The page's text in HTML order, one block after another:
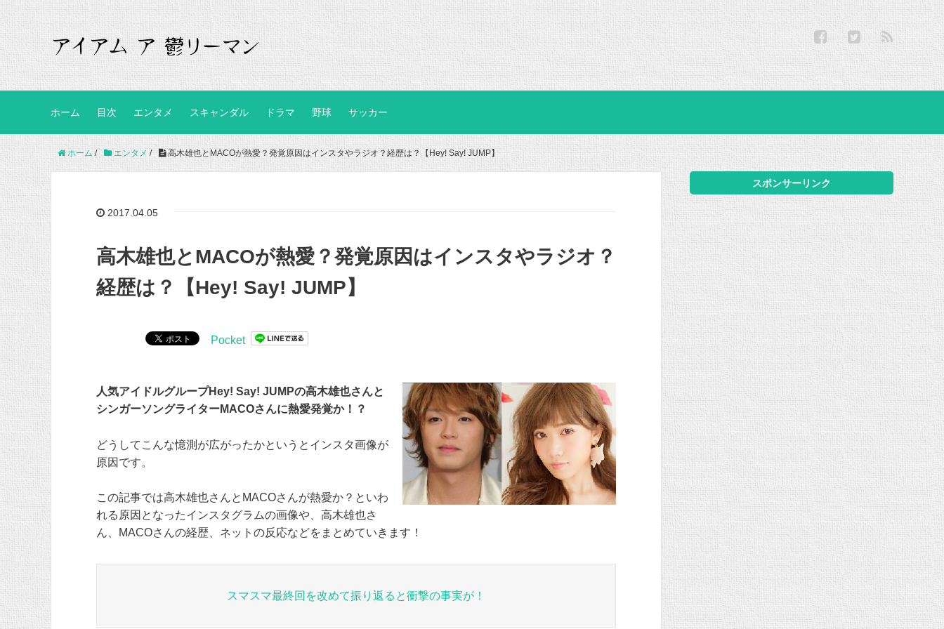
ホーム 目次 エンタメ スキャンダル ドラマ 野球 サッカー
ホーム / エンタメ / 高木雄也とMACOが熱愛？発覚原因はインスタやラジオ？経歴は？【Hey! Say! JUMP】
2017.04.05
高木雄也とMACOが熱愛？発覚原因はインスタやラジオ？
経歴は？【Hey! Say! JUMP】
Pocket
人気アイドルグループHey! Say! JUMPの高木雄也さんと
シンガーソングライターMACOさんに熱愛発覚か！？
どうしてこんな憶測が広がったかというとインスタ画像が
原因です。
この記事では高木雄也さんとMACOさんが熱愛か？といわ
れる原因となったインスタグラムの画像や、高木雄也さ
ん、MACOさんの経歴、ネットの反応などをまとめていきます！
スマスマ最終回を改めて振り返ると衝撃の事実が！
スポンサーリンク